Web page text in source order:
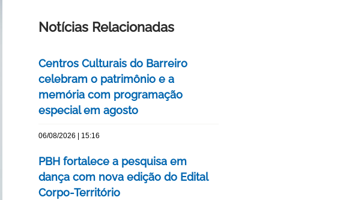
Notícias Relacionadas
Centros Culturais do Barreiro
celebram o patrimônio e a
memória com programação
especial em agosto
06/08/2026 | 15:16
PBH fortalece a pesquisa em
dança com nova edição do Edital
Corpo-Território